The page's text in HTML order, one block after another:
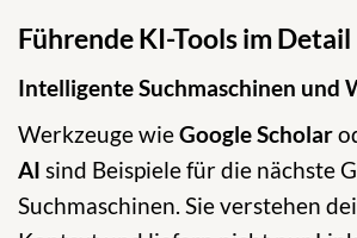
Führende KI-Tools im Detail
Intelligente Suchmaschinen und
Werkzeuge wieGoogle Scholar
AI sind Beispiele für die nächste
Suchmaschinen. Sie verstehen